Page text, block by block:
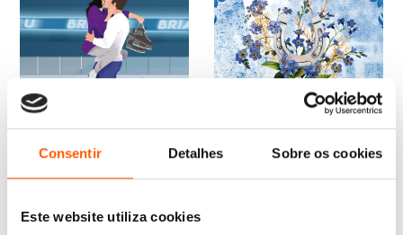
Consentir Detalhes Sobre os cookies
Este website utiliza cookies